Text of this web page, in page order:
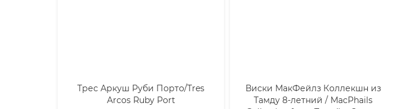
Трес Аркуш Руби Порто/Tres
Arcos Ruby Port
Виски МакФейлз Коллекшн из
Тамду 8-летний / MacPhails